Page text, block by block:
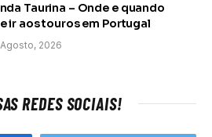
Taurina – Onde e quando
ir aos touros em Portugal
2026
REDES SOCIAIS!